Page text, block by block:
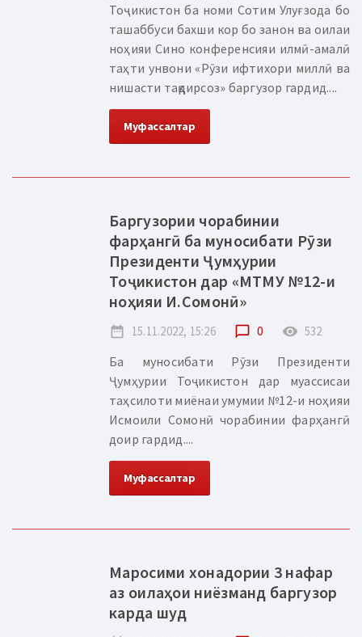
Тоҷикистон ба номи Сотим Улуғзода бо
ташаббуси бахши кор бо занон ва оилаи
ноҳияи Сино конференсияи илмӣ-амалӣ
таҳти унвони «Рӯзи ифтихори миллӣ ва
нишасти тақдирсоз» баргузор гардид....
Муфассалтар
Баргузории чорабинии
фарҳангӣ ба муносибати Рӯзи
Президенти Ҷумҳурии
Тоҷикистон дар «МТМУ №12-и
ноҳияи И.Сомонӣ»
date_range 15.11.2022, 15:26 chat_bubble_outline 0 remove_red_eye 532
Ба муносибати Рӯзи Президенти
Ҷумҳурии Тоҷикистон дар муассисаи
таҳсилоти миёнаи умумии №12-и ноҳияи
Исмоили Сомонӣ чорабинии фарҳангӣ
доир гардид....
Муфассалтар
Маросими хонадории 3 нафар
аз оилаҳои ниёзманд баргузор
карда шуд